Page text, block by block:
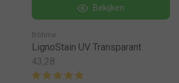
Bekijken
Böhme
LignoStain UV Transparant
43,28